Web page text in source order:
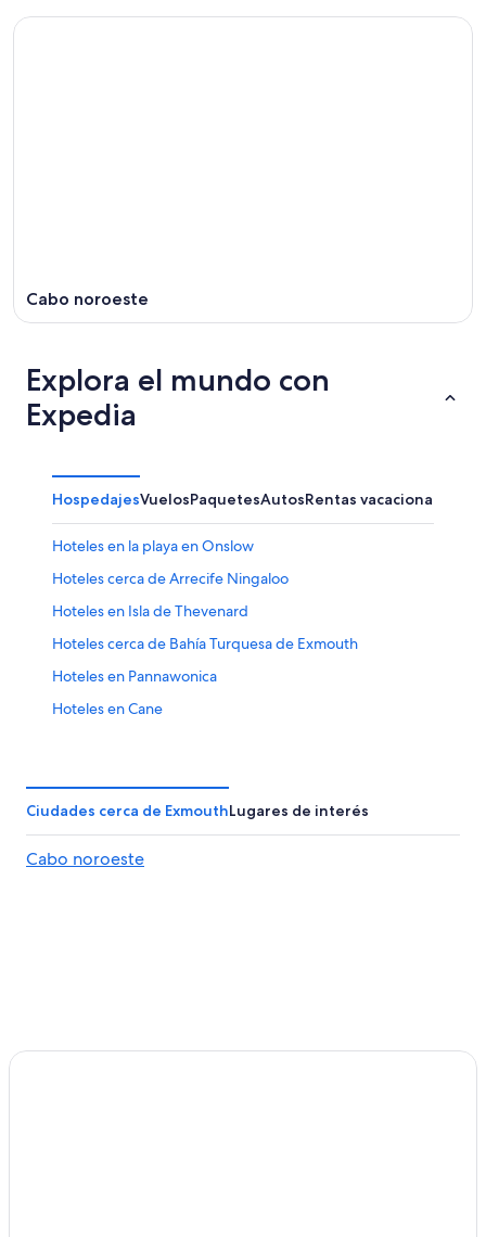
Cabo noroeste
Explora el mundo con
Expedia
HospedajesVuelosPaquetesAutosRentas vacacionales
Hoteles en la playa en Onslow
Hoteles cerca de Arrecife Ningaloo
Hoteles en Isla de Thevenard
Hoteles cerca de Bahía Turquesa de Exmouth
Hoteles en Pannawonica
Hoteles en Cane
Ciudades cerca de ExmouthLugares de interés
Cabo noroeste